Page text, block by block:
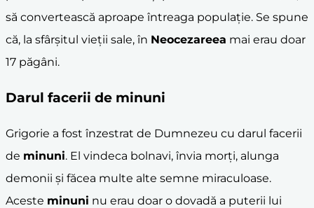
să convertească aproape întreaga populație. Se spune
că, la sfârșitul vieții sale, în Neocezareea mai erau doar
17 păgâni.
Darul facerii de minuni
Grigorie a fost înzestrat de Dumnezeu cu darul facerii
de minuni. El vindeca bolnavi, învia morți, alunga
demonii și făcea multe alte semne miraculoase.
Aceste minuni nu erau doar o dovadă a puterii lui